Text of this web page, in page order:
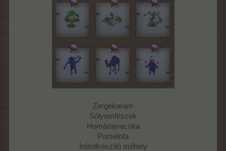
Zergekarám
Sólyomfészek
Homártavacska
Pomelofa
Írótollkészítő műhely